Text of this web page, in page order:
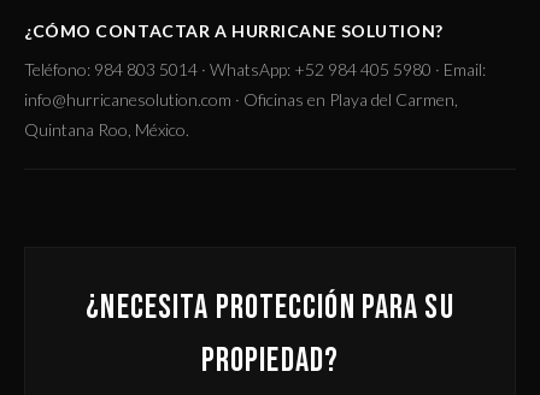
¿CÓMO CONTACTAR A HURRICANE SOLUTION?
Teléfono: 984 803 5014 · WhatsApp: +52 984 405 5980 · Email:
info@hurricanesolution.com · Oficinas en Playa del Carmen,
Quintana Roo, México.
¿NECESITA PROTECCIÓN PARA SU
PROPIEDAD?